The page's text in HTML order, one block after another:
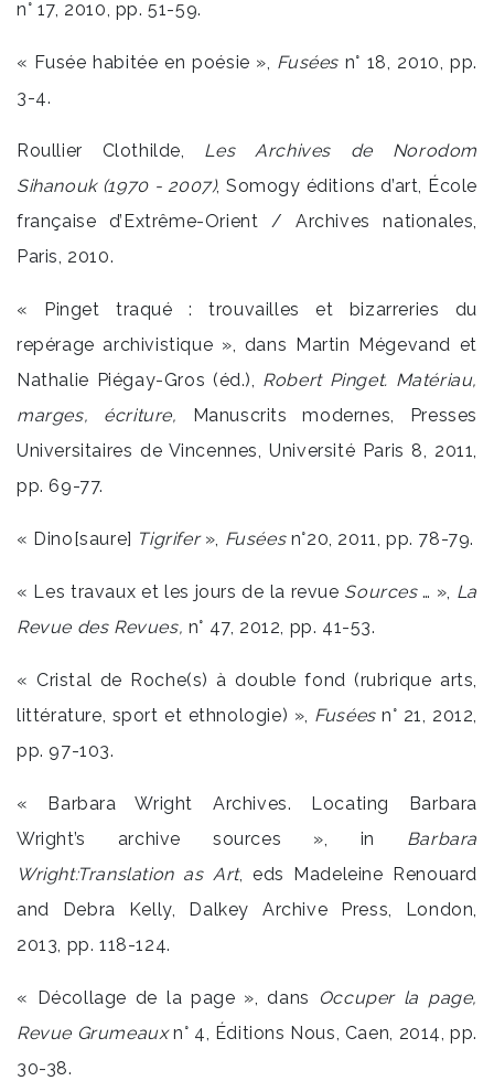
n° 17, 2010, pp. 51-59.
« Fusée habitée en poésie », Fusées n° 18, 2010, pp.
3-4.
Roullier Clothilde, Les Archives de Norodom
Sihanouk (1970 - 2007), Somogy éditions d’art, École
française d’Extrême-Orient / Archives nationales,
Paris, 2010.
« Pinget traqué : trouvailles et bizarreries du
repérage archivistique », dans Martin Mégevand et
Nathalie Piégay-Gros (éd.), Robert Pinget. Matériau,
marges, écriture, Manuscrits modernes, Presses
Universitaires de Vincennes, Université Paris 8, 2011,
pp. 69-77.
« Dino[saure] Tigrifer», Fuséesn°20, 2011, pp. 78-79.
« Les travaux et les jours de la revue Sources… », La
Revue des Revues, n° 47, 2012, pp. 41-53.
« Cristal de Roche(s) à double fond (rubrique arts,
littérature, sport et ethnologie) », Fuséesn° 21, 2012,
pp. 97-103.
« Barbara Wright Archives. Locating Barbara
Wright’s archive sources », in Barbara
Wright:Translation as Art, eds Madeleine Renouard
and Debra Kelly, Dalkey Archive Press, London,
2013, pp. 118-124.
« Décollage de la page », dans
Occuper la page,
Revue Grumeauxn° 4, Éditions Nous, Caen, 2014, pp.
30-38.